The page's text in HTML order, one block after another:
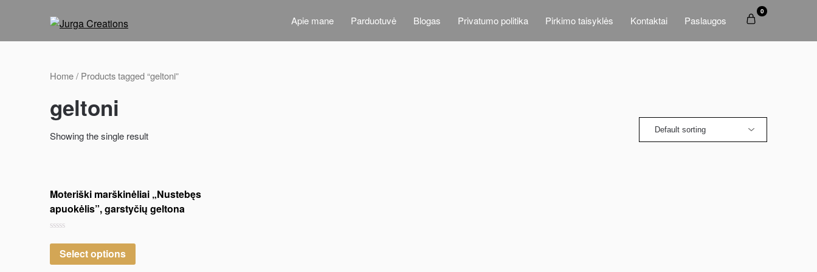
Apie mane Parduotuvė Blogas Privatumo politika Pirkimo taisyklės Kontaktai Paslaugos
0
Home/ Products tagged “geltoni”
geltoni
Showing the single result
Moteriški marškinėliai „Nustebęs
apuokėlis”, garstyčių geltona
0
outSelect options